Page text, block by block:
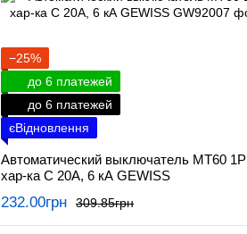
−25%
до 6 платежей
до 6 платежей
єВідновлення
Автоматический выключатель МТ60 1P
хар-ка C 20А, 6 кА GEWISS
309.85грн
232.00грн